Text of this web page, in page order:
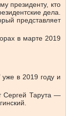
президенту, кто
дела.
представляет
в марте 2019
в 2019 году и
Сергей Тарута —